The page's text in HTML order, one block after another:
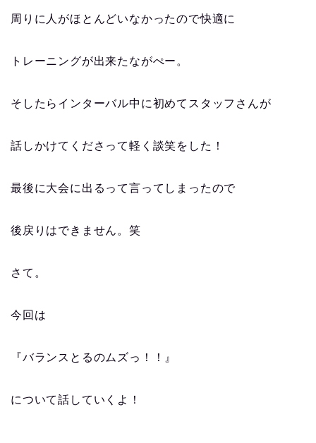
周りに人がほとんどいなかったので快適に
トレーニングが出来たながぺー。
そしたらインターバル中に初めてスタッフさんが
話しかけてくださって軽く談笑をした！
最後に大会に出るって言ってしまったので
後戻りはできません。笑
さて。
今回は
『バランスとるのムズっ！！』
について話していくよ！